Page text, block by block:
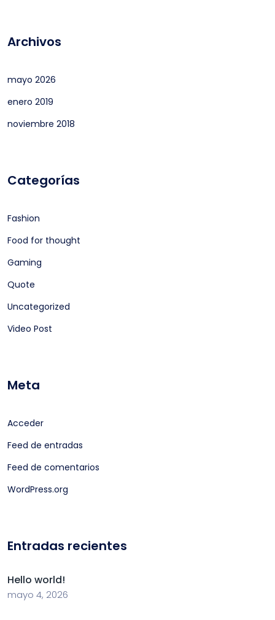
Archivos
mayo 2026
enero 2019
noviembre 2018
Categorías
Fashion
Food for thought
Gaming
Quote
Uncategorized
Video Post
Meta
Acceder
Feed de entradas
Feed de comentarios
WordPress.org
Entradas recientes
Hello world!
mayo 4, 2026